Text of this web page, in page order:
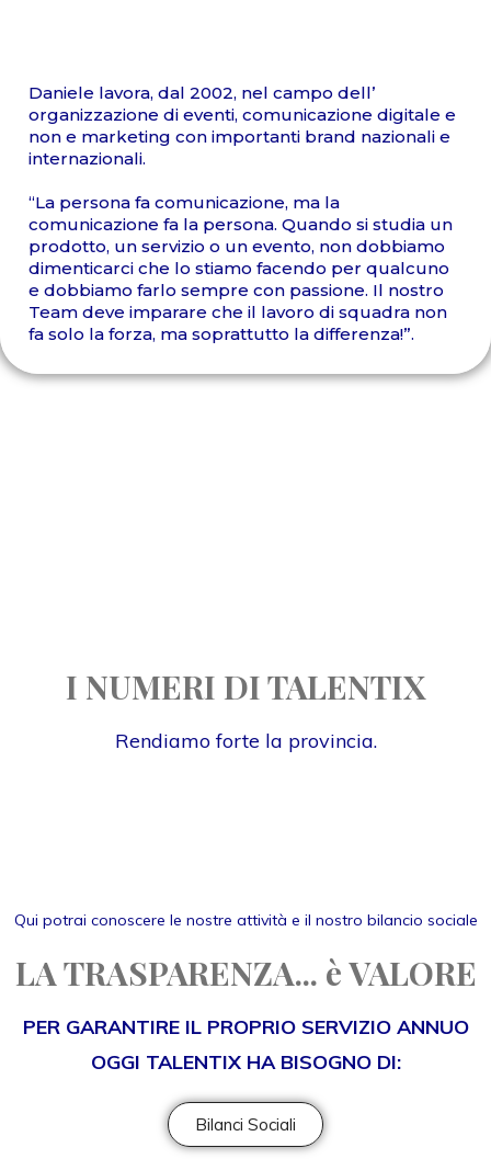
Daniele lavora, dal 2002, nel campo dell’
organizzazione di eventi, comunicazione digitale e
non e marketing con importanti brand nazionali e
internazionali.
“La persona fa comunicazione, ma la
comunicazione fa la persona. Quando si studia un
prodotto, un servizio o un evento, non dobbiamo
dimenticarci che lo stiamo facendo per qualcuno
e dobbiamo farlo sempre con passione. Il nostro
Team deve imparare che il lavoro di squadra non
fa solo la forza, ma soprattutto la differenza!”.
I NUMERI DI TALENTIX
Rendiamo forte la provincia.
Qui potrai conoscere le nostre attività e il nostro bilancio sociale
LA TRASPARENZA... è VALORE
PER GARANTIRE IL PROPRIO SERVIZIO ANNUO
OGGI TALENTIX HA BISOGNO DI:
Bilanci Sociali